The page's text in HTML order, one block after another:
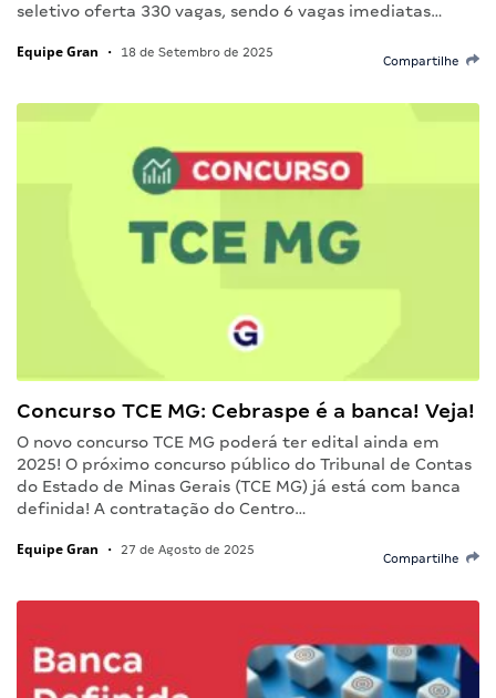
seletivo oferta 330 vagas, sendo 6 vagas imediatas…
Equipe Gran • 18 de Setembro de 2025
Compartilhe
Concurso TCE MG: Cebraspe é a banca! Veja!
O novo concurso TCE MG poderá ter edital ainda em
2025! O próximo concurso público do Tribunal de Contas
do Estado de Minas Gerais (TCE MG) já está com banca
definida! A contratação do Centro…
Equipe Gran • 27 de Agosto de 2025
Compartilhe